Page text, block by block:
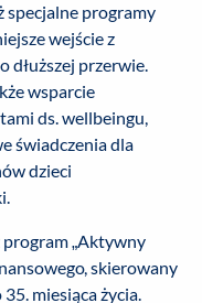
programy
wejście z
dłuższej przerwie.
wsparcie
ds. wellbeingu,
świadczenia dla
dzieci
„Aktywny
skierowany
miesiąca życia.